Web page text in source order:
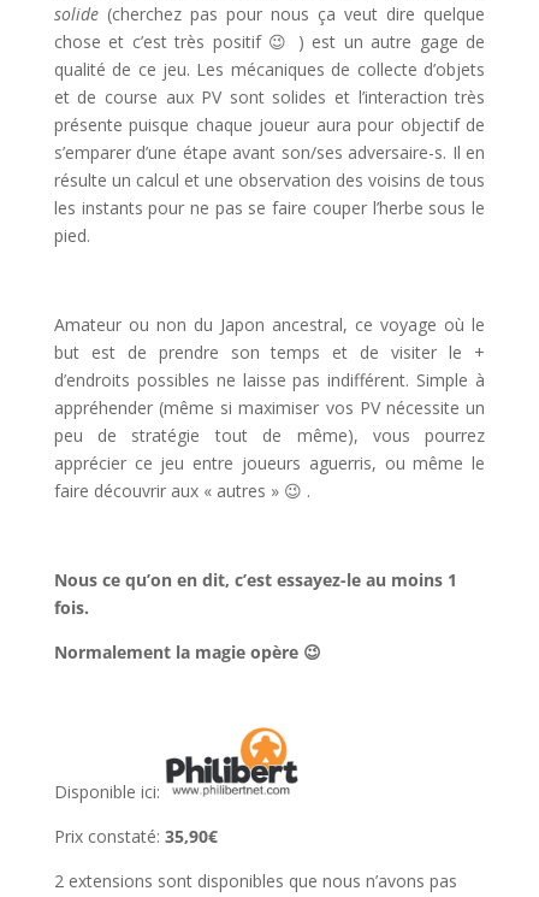
solide(cherchez pas pour nous ça veut dire quelque
chose et c’est très positif 😉 ) est un autre gage de
qualité de ce jeu. Les mécaniques de collecte d’objets
et de course aux PV sont solides et l’interaction très
présente puisque chaque joueur aura pour objectif de
s’emparer d’une étape avant son/ses adversaire-s. Il en
résulte un calcul et une observation des voisins de tous
les instants pour ne pas se faire couper l’herbe sous le
pied.
Amateur ou non du Japon ancestral, ce voyage où le
but est de prendre son temps et de visiter le +
d’endroits possibles ne laisse pas indifférent. Simple à
appréhender (même si maximiser vos PV nécessite un
peu de stratégie tout de même), vous pourrez
apprécier ce jeu entre joueurs aguerris, ou même le
faire découvrir aux « autres » 😉 .
Nous ce qu’on en dit, c’est essayez-le au moins 1
fois.
Normalement la magie opère 😉
Disponible ici:
Prix constaté: 35,90€
2 extensions sont disponibles que nous n’avons pas